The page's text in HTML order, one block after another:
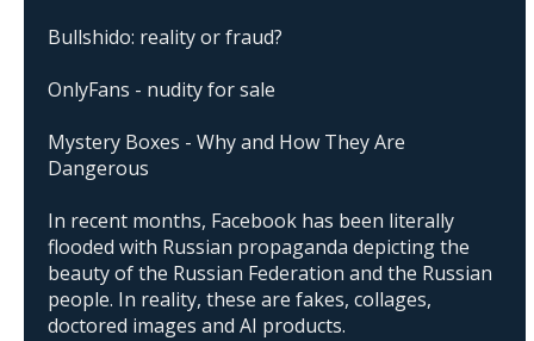
Bullshido: reality or fraud?
OnlyFans - nudity for sale
Mystery Boxes - Why and How They Are
Dangerous
In recent months, Facebook has been literally
flooded with Russian propaganda depicting the
beauty of the Russian Federation and the Russian
people. In reality, these are fakes, collages,
doctored images and AI products.